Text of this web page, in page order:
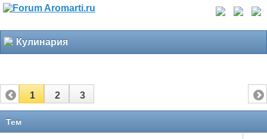
Кулинария
1 2 3
Тем